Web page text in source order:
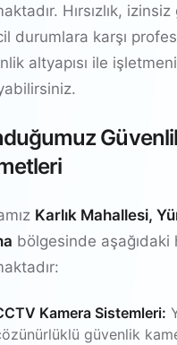
Hırsızlık,
durumlara karşı
altyapısı ile
Karlık Mahallesi,
bölgesinde aşağıdaki
Kamera Sistemleri:
güvenlik